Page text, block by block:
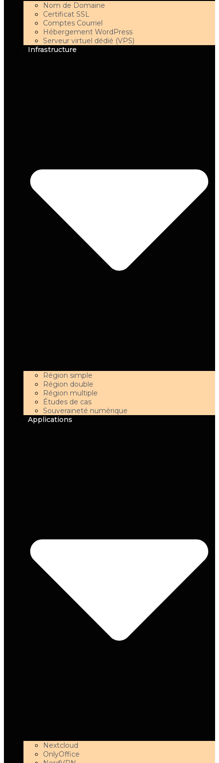
Nom de Domaine
Certificat SSL
Comptes Courriel
Hébergement WordPress
Serveur virtuel dédié (VPS)
Infrastructure
Région simple
Région double
Région multiple
Études de cas
Souveraineté numérique
Applications
Nextcloud
OnlyOffice